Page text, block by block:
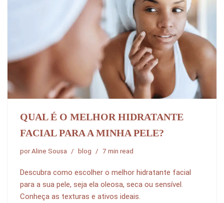
QUAL É O MELHOR HIDRATANTE
FACIAL PARA A MINHA PELE?
porAline Sousa blog 7 min read
Descubra como escolher o melhor hidratante facial
para a sua pele, seja ela oleosa, seca ou sensível.
Conheça as texturas e ativos ideais.